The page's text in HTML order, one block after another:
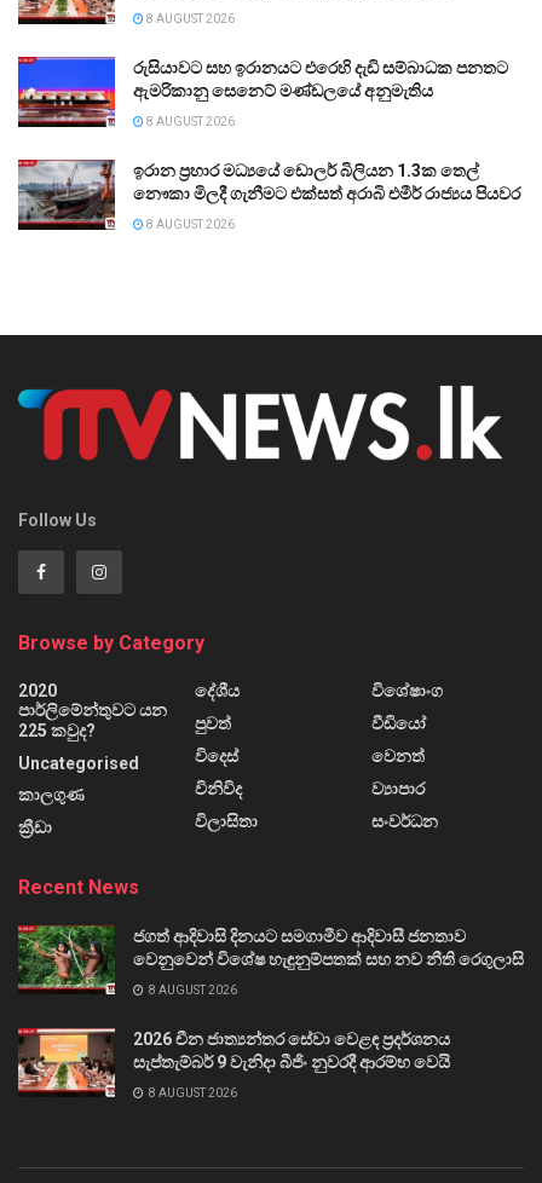
8 AUGUST 2026
රුසියාවට සහ ඉරානයට එරෙහි දැඩි සම්බාධක පනතට
ඇමරිකානු සෙනෙට් මණ්ඩලයේ අනුමැතිය
8 AUGUST 2026
ඉරාන ප්‍රහාර මධ්‍යයේ ඩොලර් බිලියන 1.3ක තෙල්
නෞකා මිලදී ගැනීමට එක්සත් අරාබි එමීර් රාජ්‍යය පියවර
8 AUGUST 2026
Follow Us
Browse by Category
2020
පාර්ලිමේන්තුවට යන
225 කවුද?
Uncategorised
කාලගුණ
ක්‍රීඩා
දේශීය
පුවත්
විදෙස්
විනිවිද
විලාසිතා
විශේෂාංග
වීඩියෝ
වෙනත්
ව්‍යාපාර
සංවර්ධන
Recent News
ජගත් ආදිවාසි දිනයට සමගාමීව ආදිවාසී ජනතාව
වෙනුවෙන් විශේෂ හැඳුනුම්පතක් සහ නව නීති රෙගුලාසි
8 AUGUST 2026
2026 චීන ජාත්‍යන්තර සේවා වෙළඳ ප්‍රදර්ශනය
සැප්තැම්බර් 9 වැනිදා බීජිං නුවරදී ආරම්භ වෙයි
8 AUGUST 2026